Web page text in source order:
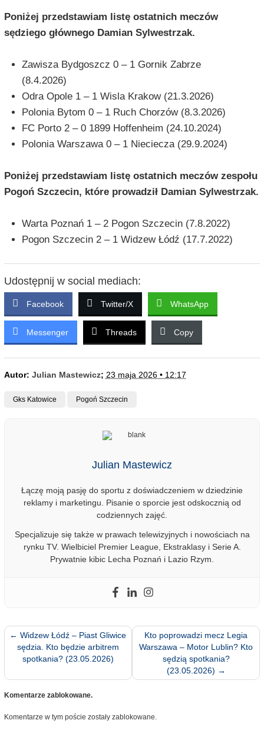
Poniżej przedstawiam listę ostatnich meczów
sędziego głównego Damian Sylwestrzak.
Zawisza Bydgoszcz 0 – 1 Gornik Zabrze
(8.4.2026)
Odra Opole 1 – 1 Wisla Krakow (21.3.2026)
Polonia Bytom 0 – 1 Ruch Chorzów (8.3.2026)
FC Porto 2 – 0 1899 Hoffenheim (24.10.2024)
Polonia Warszawa 0 – 1 Nieciecza (29.9.2024)
Poniżej przedstawiam listę ostatnich meczów zespołu
Pogoń Szczecin, które prowadził Damian Sylwestrzak.
Warta Poznań 1 – 2 Pogon Szczecin (7.8.2022)
Pogon Szczecin 2 – 1 Widzew Łódź (17.7.2022)
Udostępnij w social mediach:
Facebook Twitter/X WhatsApp
Messenger Threads Copy
Autor: Julian Mastewicz; 23 maja 2026 • 12:17
Gks Katowice Pogoń Szczecin
Julian Mastewicz
Łączę moją pasję do sportu z doświadczeniem w dziedzinie
reklamy i marketingu. Pisanie o sporcie jest odskocznią od
codziennych zajęć.
Specjalizuje się także w prawach telewizyjnych i nowościach na
rynku TV. Wielbiciel Premier League, Ekstraklasy i Serie A.
Prywatnie kibic Lecha Poznań i Lazio Rzym.
← Widzew Łódź – Piast Gliwice
sędzia. Kto będzie arbitrem
spotkania? (23.05.2026)
Kto poprowadzi mecz Legia
Warszawa – Motor Lublin? Kto
sędzią spotkania?
(23.05.2026) →
Komentarze zablokowane.
Komentarze w tym poście zostały zablokowane.